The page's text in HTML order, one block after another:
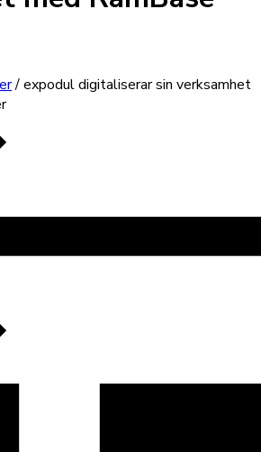
/ expodul digitaliserar sin verksamhet